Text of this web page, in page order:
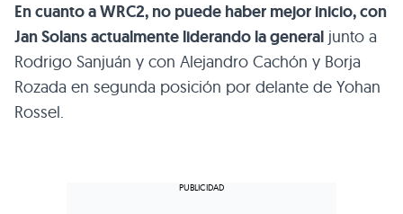
En cuanto a WRC2, no puede haber mejor inicio, con
Jan Solans actualmente liderando la general junto a
Rodrigo Sanjuán y con Alejandro Cachón y Borja
Rozada en segunda posición por delante de Yohan
Rossel.